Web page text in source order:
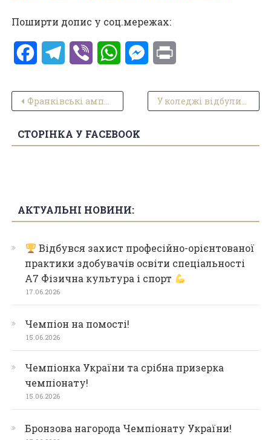
Поширти допис у соц.мережах:
FacebookTelegram
Viber WhatsAppMessenger
Навігація записів
Франківські ампфутболісти та студенти зіграють матч «Незламності та пошани» У коледжі відбулися фінальні матчі Кубку Гідності.
СТОРІНКА У FACEBOOK
АКТУАЛЬНІ НОВИНИ:
Відбувся захист професійно-орієнтованої
практики здобувачів освіти спеціальності
А7 Фізична культура і спорт
17.06.2026
Чемпіон на помості!
15.06.2026
Чемпіонка України та срібна призерка
чемпіонату!
15.06.2026
Бронзова нагорода Чемпіонату України!